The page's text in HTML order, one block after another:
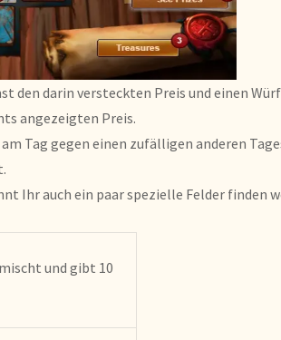
den darin versteckten Preis und einen
angezeigten Preis.
Tag gegen einen zufälligen anderen
Ihr auch ein paar spezielle Felder finden
und gibt 10